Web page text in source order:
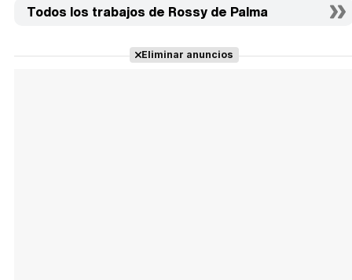
Todos los trabajos de Rossy de Palma
Eliminar anuncios